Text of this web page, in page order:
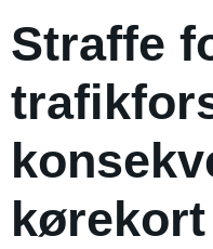
Straffe
kørekort